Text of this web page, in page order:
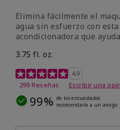
Elimina fácilmente el
agua sin esfuerzo con
acondicionadora que
3.75 fl. oz.
Calificación de clientes de 4,8
4.9
299 Reseñas
Escribir una
99% de los encuestados
recomendaría a un amigo.